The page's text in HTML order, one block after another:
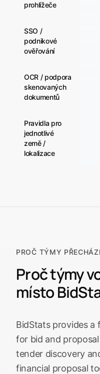
prohlížeče
SSO /
podnikové
ověřování
OCR / podpora
skenovaných
dokumentů
Pravidla pro
jednotlivé
země /
lokalizace
PROČ TÝMY
Proč týmy
místo
BidStats provides a
for bid and
tender discovery
financial proposal